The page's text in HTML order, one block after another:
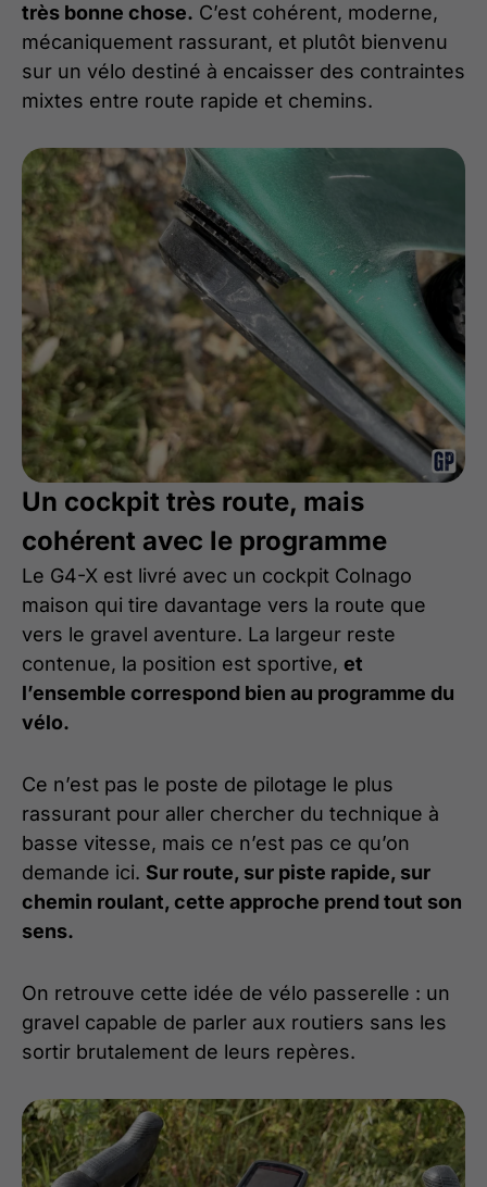
très bonne chose. C’est cohérent, moderne,
mécaniquement rassurant, et plutôt bienvenu
sur un vélo destiné à encaisser des contraintes
mixtes entre route rapide et chemins.
Un cockpit très route, mais
cohérent avec le programme
Le G4-X est livré avec un cockpit Colnago
maison qui tire davantage vers la route que
vers le gravel aventure. La largeur reste
contenue, la position est sportive, et
l’ensemble correspond bien au programme du
vélo.
Ce n’est pas le poste de pilotage le plus
rassurant pour aller chercher du technique à
basse vitesse, mais ce n’est pas ce qu’on
demande ici. Sur route, sur piste rapide, sur
chemin roulant, cette approche prend tout son
sens.
On retrouve cette idée de vélo passerelle : un
gravel capable de parler aux routiers sans les
sortir brutalement de leurs repères.